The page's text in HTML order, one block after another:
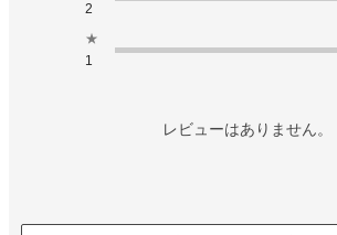
2
★
1
レビューはありません。